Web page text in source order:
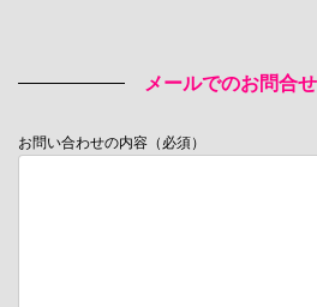
メールでのお問合
お問い合わせの内容（必須）